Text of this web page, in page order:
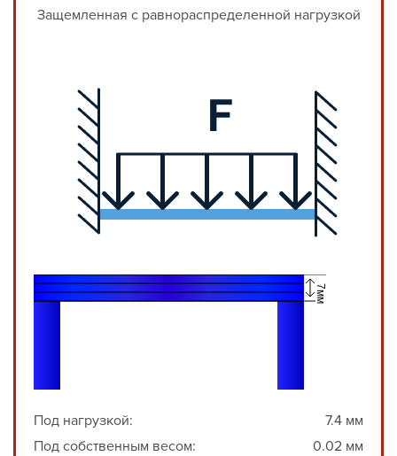
Защемленная с равнораспределенной нагрузкой
Под нагрузкой:
7.4 мм
Под собственным весом:
0.02 мм